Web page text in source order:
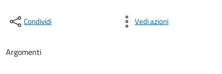
Condividi Vedi azioni
Argomenti